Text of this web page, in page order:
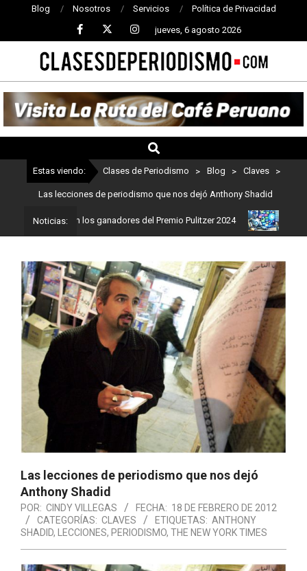
Blog Nosotros Servicios Política de Privacidad
jueves, 6 agosto 2026
CLASES
DE
PERIODISMO
Estas viendo: Clases de Periodismo > Blog > Claves >
Las lecciones de periodismo que nos dejó Anthony Shadid
Noticias:
Estos son los ganadores del Premio Pulitzer 2024 Usuarios
Las lecciones de periodismo que nos dejó
Anthony Shadid
POR: CINDY VILLEGAS FECHA: 18 DE FEBRERO DE 2012
CATEGORÍAS: CLAVES ETIQUETAS: ANTHONY
SHADID, LECCIONES, PERIODISMO, THE NEW YORK TIMES